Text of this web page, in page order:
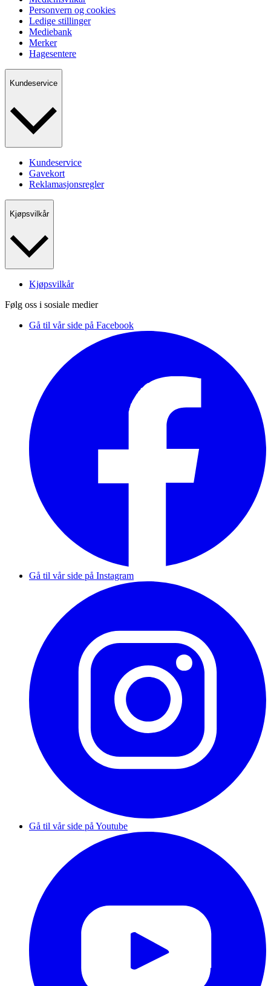
Personvern og cookies
Ledige stillinger
Mediebank
Merker
Hagesentere
Kundeservice
Kundeservice
Gavekort
Reklamasjonsregler
Kjøpsvilkår
Kjøpsvilkår
Følg oss i sosiale medier
Gå til vår side på Facebook
Gå til vår side på Instagram
Gå til vår side på Youtube